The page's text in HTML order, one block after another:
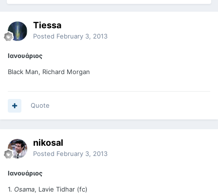
Tiessa
Posted February 3, 2013
Ιανουάριος
Black Man, Richard Morgan
Quote
nikosal
Posted February 3, 2013
Ιανουάριος
1. Osama, Lavie Tidhar (fc)